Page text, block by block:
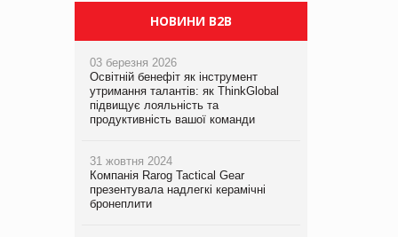
НОВИНИ B2B
03 березня 2026
Освітній бенефіт як інструмент
утримання талантів: як ThinkGlobal
підвищує лояльність та
продуктивність вашої команди
31 жовтня 2024
Компанія Rarog Tactical Gear
презентувала надлегкі керамічні
бронеплити